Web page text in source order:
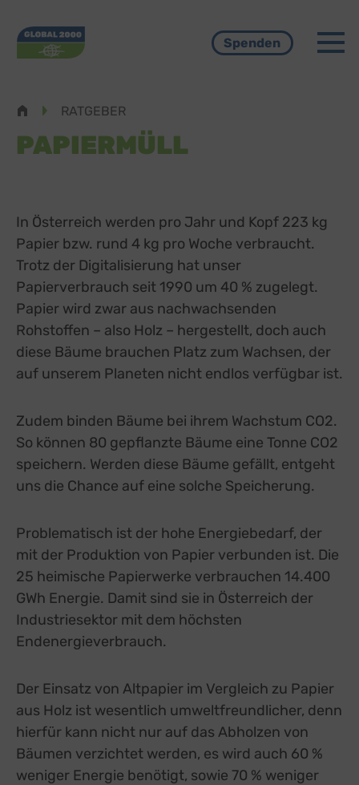
Spenden
RATGEBER
PAPIERMÜLL
In Österreich werden pro Jahr und Kopf 223 kg
Papier bzw. rund 4 kg pro Woche verbraucht.
Trotz der Digitalisierung hat unser
Papierverbrauch seit 1990 um 40 % zugelegt.
Papier wird zwar aus nachwachsenden
Rohstoffen – also Holz – hergestellt, doch auch
diese Bäume brauchen Platz zum Wachsen, der
auf unserem Planeten nicht endlos verfügbar ist.
Zudem binden Bäume bei ihrem Wachstum CO2.
So können 80 gepflanzte Bäume eine Tonne CO2
speichern. Werden diese Bäume gefällt, entgeht
uns die Chance auf eine solche Speicherung.
Problematisch ist der hohe Energiebedarf, der
mit der Produktion von Papier verbunden ist. Die
25 heimische Papierwerke verbrauchen 14.400
GWh Energie. Damit sind sie in Österreich der
Industriesektor mit dem höchsten
Endenergieverbrauch.
Der Einsatz von Altpapier im Vergleich zu Papier
aus Holz ist wesentlich umweltfreundlicher, denn
hierfür kann nicht nur auf das Abholzen von
Bäumen verzichtet werden, es wird auch 60 %
weniger Energie benötigt, sowie 70 % weniger